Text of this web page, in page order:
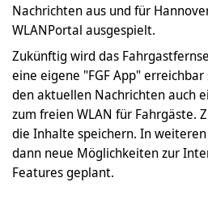
Nachrichten aus und für
WLANPortal ausgespielt.
Zukünftig wird das
eine eigene "FGF App"
den aktuellen Nachrichten auch
zum freien WLAN für Fahrgäste.
die Inhalte speichern. In
dann neue Möglichkeiten zur
Features geplant.